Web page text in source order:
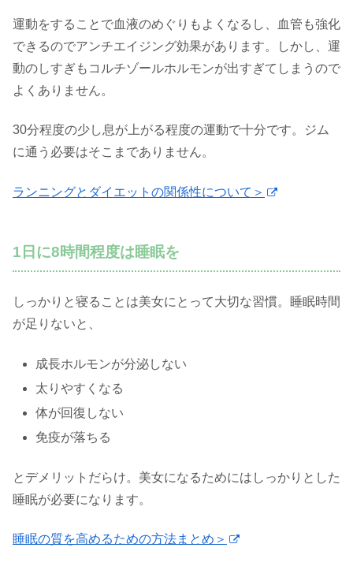
運動をすることで血液のめぐりもよくなるし、血管も強化
できるのでアンチエイジング効果があります。しかし、運
動のしすぎもコルチゾールホルモンが出すぎてしまうので
よくありません。
30分程度の少し息が上がる程度の運動で十分です。ジム
に通う必要はそこまでありません。
ランニングとダイエットの関係性について＞
1日に8時間程度は睡眠を
しっかりと寝ることは美女にとって大切な習慣。睡眠時間
が足りないと、
成長ホルモンが分泌しない
太りやすくなる
体が回復しない
免疫が落ちる
とデメリットだらけ。美女になるためにはしっかりとした
睡眠が必要になります。
睡眠の質を高めるための方法まとめ＞